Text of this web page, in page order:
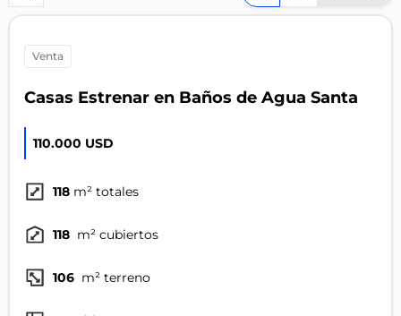
venta
Casas Estrenar en Baños de Agua Santa
110.000 USD
118 m² totales
118 m² cubiertos
106 m² terreno